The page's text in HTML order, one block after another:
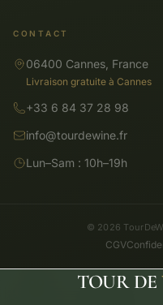
CONTACT
06400 Cannes, France
Livraison gratuite à Cannes
+33 6 84 37 28 98
info@tourdewine.fr
Lun–Sam : 10h–19h
© 2026
CGV
TOUR DE